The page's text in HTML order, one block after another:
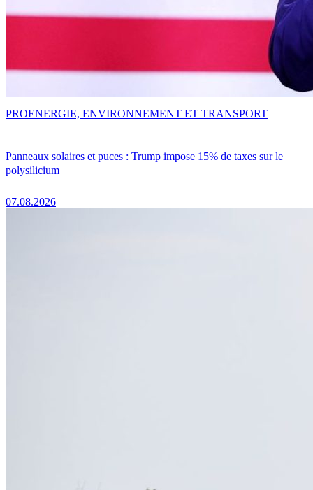
Panneaux solaires et puces : Trump impose 15% de taxes sur le
polysilicium
07.08.2026
PROENERGIE, ENVIRONNEMENT ET TRANSPORT